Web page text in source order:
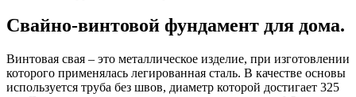
Свайно-винтовой фундамент для дома.
Винтовая свая – это металлическое изделие, при изготовлении
которого применялась легированная сталь. В качестве основы
используется труба без швов, диаметр которой достигает 325